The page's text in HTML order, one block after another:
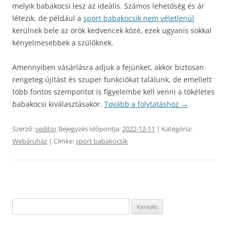
melyik babakocsi lesz az ideális. Számos lehetőség és ár
létezik, de például a sport babakocsik nem véletlenül
kerülnek bele az örök kedvencek közé, ezek ugyanis sokkal
kényelmesebbek a szülőknek.
Amennyiben vásárlásra adjuk a fejünket, akkor biztosan
rengeteg újítást és szuper funkciókat találunk, de emellett
több fontos szempontot is figyelembe kell venni a tökéletes
babakocsi kiválasztásakor. Tovább a folytatáshoz →
Szerző:seditor Bejegyzés időpontja:2022-12-11 | Kategória:
Webáruház | Címke:sport babakocsik